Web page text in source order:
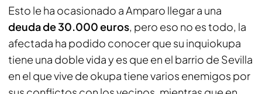
Esto le ha ocasionado a Amparo llegar a una
deuda de 30.000 euros, pero eso no es todo, la
afectada ha podido conocer que su inquiokupa
tiene una doble vida y es que en el barrio de Sevilla
en el que vive de okupa tiene varios enemigos por